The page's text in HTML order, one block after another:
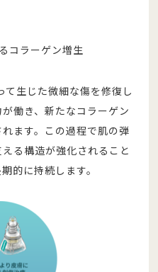
コラーゲン増生
生じた微細な傷を修復し
働き、新たなコラーゲン
ます。この過程で肌の弾
る構造が強化されること
的に持続します。